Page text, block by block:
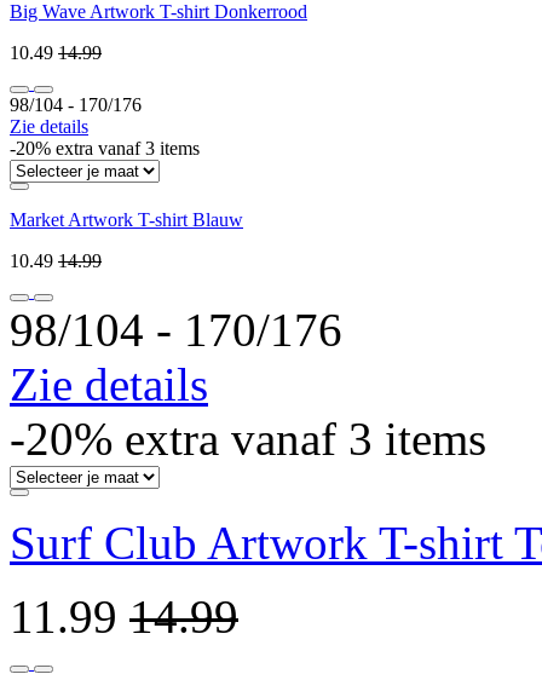
Big Wave Artwork T-shirt Donkerrood
10.49 14.99
98/104 ‐ 170/176
Zie details
-20% extra vanaf 3 items
Market Artwork T-shirt Blauw
10.49 14.99
98/104 ‐ 170/176
Zie details
-20% extra vanaf 3 items
Surf Club Artwork T-shirt
11.99 14.99